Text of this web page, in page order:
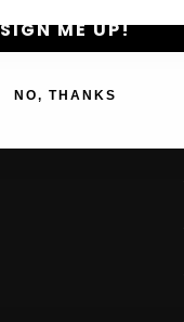
SIGN ME UP!
NO, THANKS